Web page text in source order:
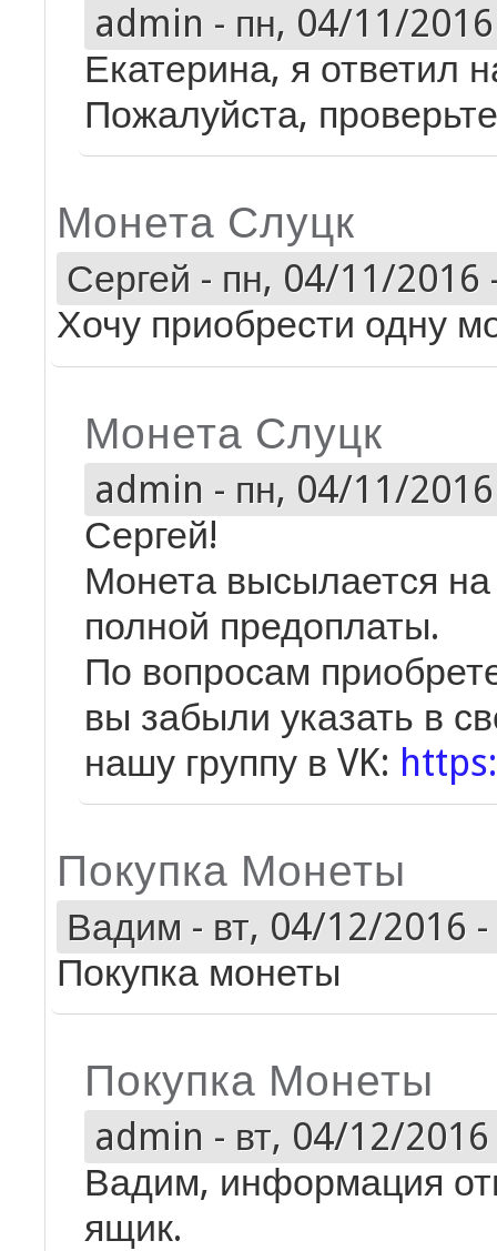
admin - пн, 04/11/
Екатерина, я ответил
Пожалуйста,
Монета Слуцк
Сергей - пн, 04/11/2016
Хочу приобрести одну
Монета Слуцк
admin - пн, 04/11/
Сергей!
Монета высылается
полной предоплаты.
По вопросам
вы забыли указать в
нашу группу в VK:
Покупка Монеты
Вадим - вт, 04/12/2016
Покупка монеты
Покупка Монеты
admin - вт, 04/12/
Вадим, информация
ящик.